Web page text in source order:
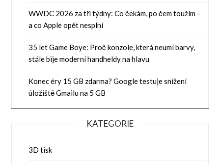
WWDC 2026 za tři týdny: Co čekám, po čem toužím –
a co Apple opět nesplní
35 let Game Boye: Proč konzole, která neumí barvy,
stále bije moderní handheldy na hlavu
Konec éry 15 GB zdarma? Google testuje snížení
úložiště Gmailu na 5 GB
KATEGORIE
3D tisk